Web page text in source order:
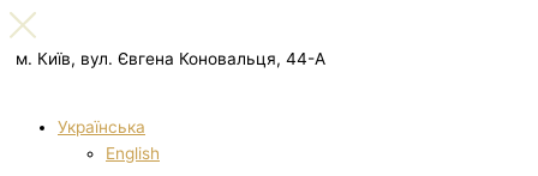
м. Київ, вул. Євгена Коновальця, 44-А
Українська
English